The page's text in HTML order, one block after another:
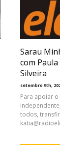
Sarau
com
Silveira
setembro 9th,
Para apoiar
todos,